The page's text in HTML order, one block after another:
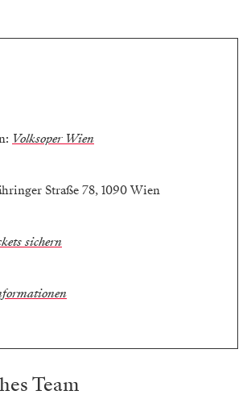
Volksoper Wien
Straße 78, 1090 Wien
sichern
Team